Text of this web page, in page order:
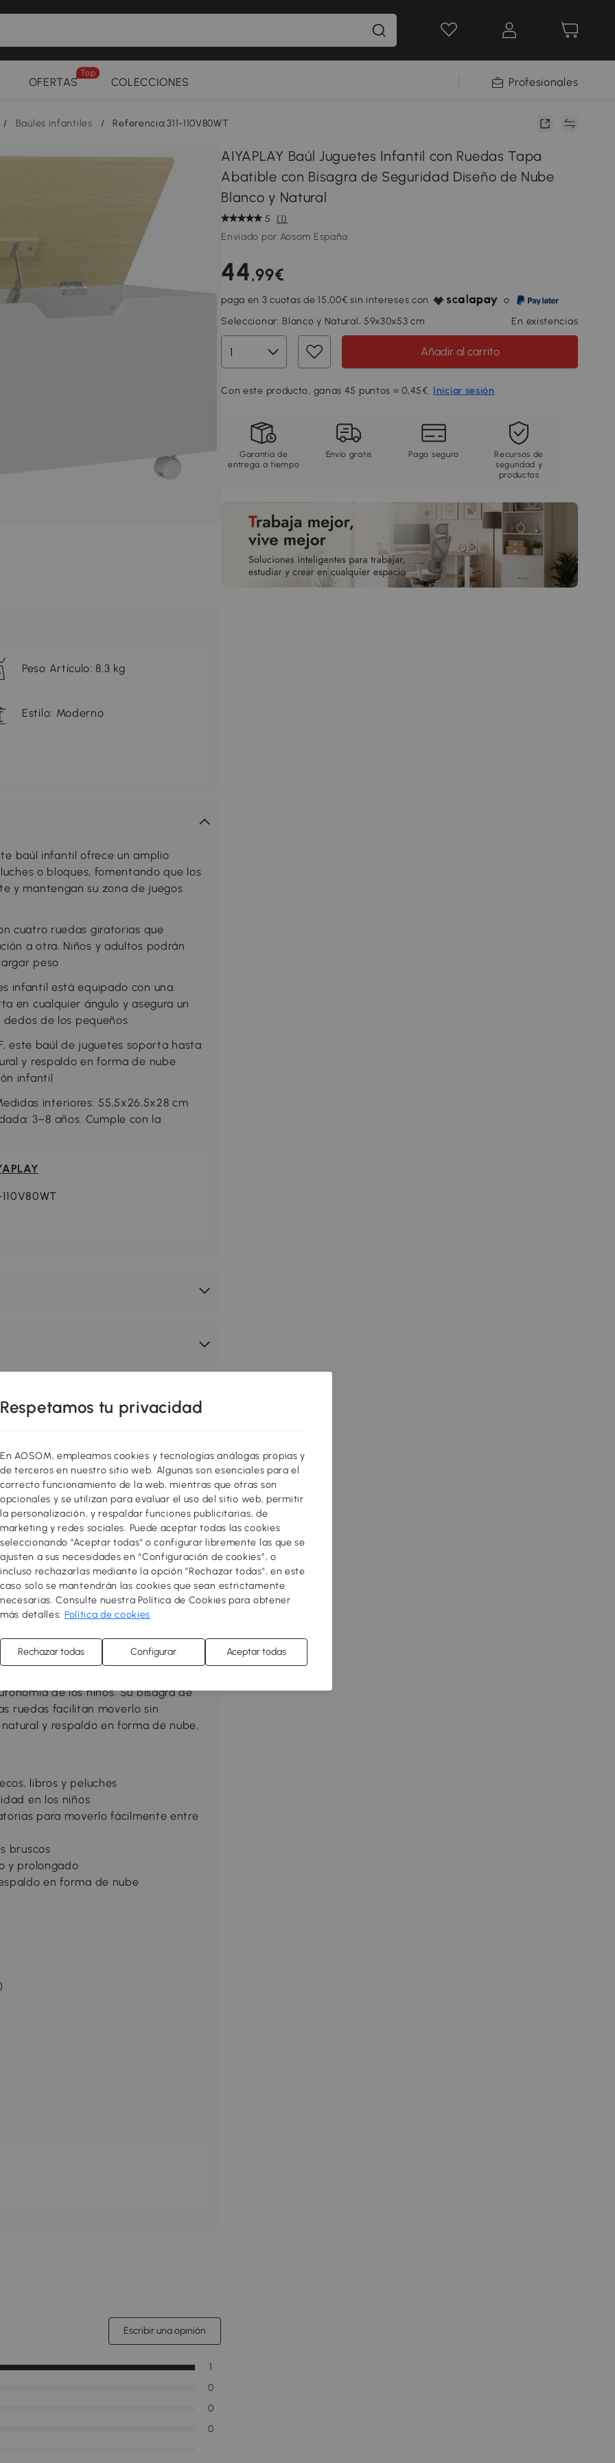
OFERTAS
Top
COLECCIONES Profesionales
/ Baúles infantiles / Referencia:311-110V80WT
AIYAPLAY Baúl Juguetes Infantil con Ruedas Tapa
Abatible con Bisagra de Seguridad Diseño de Nube
Blanco y Natural
5
(1)
Enviado por Aosom España
44,99€
paga en 3 cuotas de 15,00€ sin intereses con
o
Seleccionar: Blanco y Natural, 59x30x53 cm En existencias
Añadir al carrito
Con este producto, ganas 45 puntos = 0,45€. Iniciar sesión
Garantía de
entrega a tiempo
Envío gratis Pago seguro
Recursos de
seguridad y
productos
Peso Artículo: 8.3 kg
Estilo: Moderno
baúl infantil ofrece un amplio
o bloques, fomentando que los
y mantengan su zona de juegos
cuatro ruedas giratorias que
a otra. Niños y adultos podrán
peso
infantil está equipado con una
en cualquier ángulo y asegura un
de los pequeños
este baúl de juguetes soporta hasta
y respaldo en forma de nube
infantil
interiores: 55,5x26,5x28 cm
3–8 años. Cumple con la
110V80WT
todas las edades de gran calidad
innovadores para entrenar a los
su motricidad, coordinación,
¡Jugar también es aprender
baúl de juguetes de AIYAPLAY es
amplio espacio interior, permite
de los niños. Su bisagra de
ruedas facilitan moverlo sin
y respaldo en forma de nube,
libros y peluches
en los niños
para moverlo fácilmente entre
bruscos
y prolongado
en forma de nube
Escribir una opinión
0
0
0
1
Respetamos tu privacidad
En AOSOM, empleamos cookies y tecnologías análogas propias y
de terceros en nuestro sitio web. Algunas son esenciales para el
correcto funcionamiento de la web, mientras que otras son
opcionales y se utilizan para evaluar el uso del sitio web, permitir
la personalización, y respaldar funciones publicitarias, de
marketing y redes sociales. Puede aceptar todas las cookies
seleccionando "Aceptar todas" o configurar libremente las que se
ajusten a sus necesidades en “Configuración de cookies”, o
incluso rechazarlas mediante la opción "Rechazar todas", en este
caso solo se mantendrán las cookies que sean estrictamente
necesarias. Consulte nuestra Política de Cookies para obtener
más detalles: Política de cookies
Rechazar todas Configurar Aceptar todas